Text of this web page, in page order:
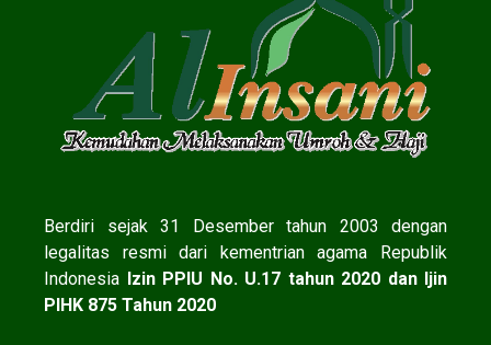
Berdiri sejak 31 Desember tahun 2003 dengan
legalitas resmi dari kementrian agama Republik
Indonesia Izin PPIU No. U.17 tahun 2020 dan Ijin
PIHK 875 Tahun 2020